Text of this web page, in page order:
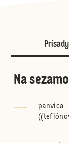
Prísady
Na
panvica
(